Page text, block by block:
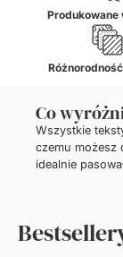
Produkowane
Co
Wszystkie
czemu możesz
idealnie